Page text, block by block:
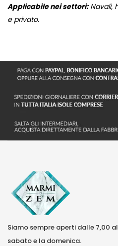
Applicabile nei settori:Navali,
e privato.
Siamo sempre aperti dalle 7,00
sabato e la domenica.